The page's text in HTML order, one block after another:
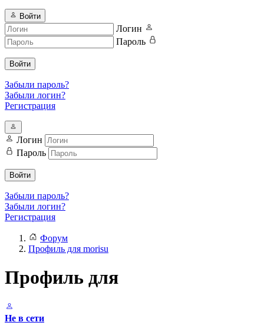
Войти
Логин
Пароль
Войти
Забыли пароль?
Забыли логин?
Регистрация
Логин
Пароль
Войти
Забыли пароль?
Забыли логин?
Регистрация
Форум
Профиль для morisu
Профиль для
Не в сети